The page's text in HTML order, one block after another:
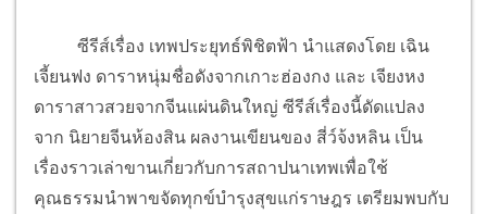
ซีรีส์เรื่อง เทพประยุทธ์พิชิตฟ้า นำแสดงโดย เฉิน
เจี้ยนฟง ดาราหนุ่มชื่อดังจากเกาะฮ่องกง และ เจียงหง
ดาราสาวสวยจากจีนแผ่นดินใหญ่ ซีรีส์เรื่องนี้ดัดแปลง
จาก นิยายจีนห้องสิน ผลงานเขียนของ สี่ว์จ้งหลิน เป็น
เรื่องราวเล่าขานเกี่ยวกับการสถาปนาเทพเพื่อใช้
คุณธรรมนำพาขจัดทุกข์บำรุงสุขแก่ราษฎร เตรียมพบกับ